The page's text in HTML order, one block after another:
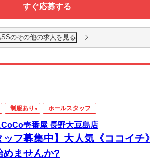
すぐ応募する
のその他の求人を見る
制服あり ホールスタッフ
壱番屋 長野大豆島店
ッフ募集中】大人気《ココイチ
めませんか?